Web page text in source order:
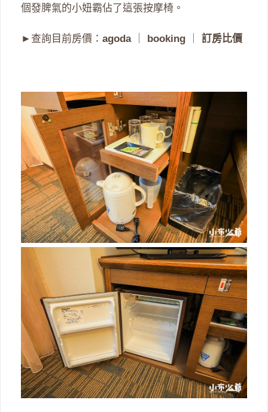
個發脾氣的小妞霸佔了這張按摩椅。
►查詢目前房價： agoda｜ booking 訂房比價